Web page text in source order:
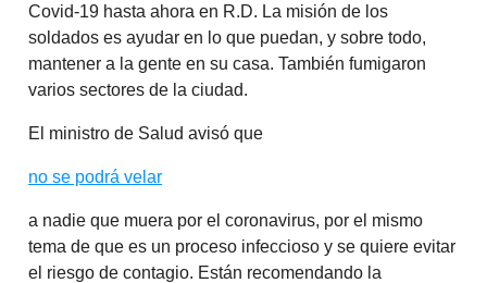
Covid-19 hasta ahora en R.D. La misión de los
soldados es ayudar en lo que puedan, y sobre todo,
mantener a la gente en su casa. También fumigaron
varios sectores de la ciudad.
El ministro de Salud avisó que
no se podrá velar
a nadie que muera por el coronavirus, por el mismo
tema de que es un proceso infeccioso y se quiere evitar
el riesgo de contagio. Están recomendando la